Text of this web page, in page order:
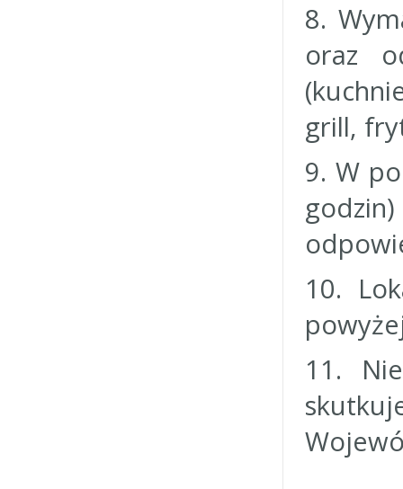
8.
oraz
grill,
9. W
10.
11.